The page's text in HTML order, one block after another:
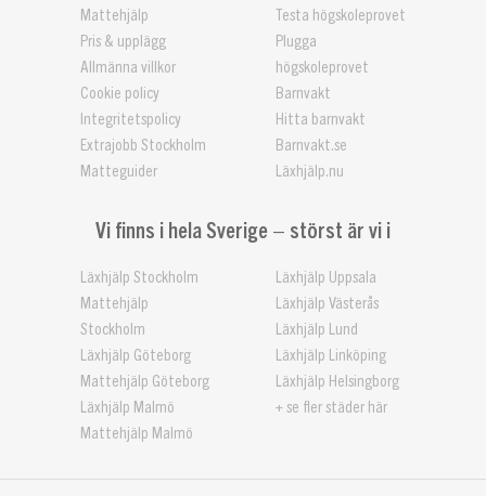
Mattehjälp
Pris & upplägg
Allmänna villkor
Cookie policy
Integritetspolicy
Extrajobb Stockholm
Matteguider
Testa högskoleprovet
Plugga
högskoleprovet
Barnvakt
Hitta barnvakt
Barnvakt.se
Läxhjälp.nu
Vi finns i hela Sverige – störst är vi i
Läxhjälp Stockholm
Mattehjälp
Stockholm
Läxhjälp Göteborg
Mattehjälp Göteborg
Läxhjälp Malmö
Mattehjälp Malmö
Läxhjälp Uppsala
Läxhjälp Västerås
Läxhjälp Lund
Läxhjälp Linköping
Läxhjälp Helsingborg
+ se fler städer här